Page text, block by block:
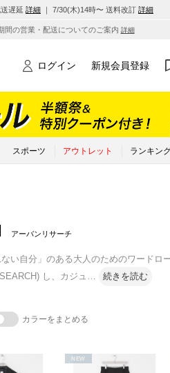
遅延 詳細 ｜ 7/30(木)14時〜 送料改訂 詳細
間の営業・配送についてのご案内 詳細
ログイン 新規会員登録
スポーツ アウトレット ランキン
アーバンリサーチ
い自分」のある大人のためのワード
し、カジュ
続きを読む
カラーをまとめる
NEW